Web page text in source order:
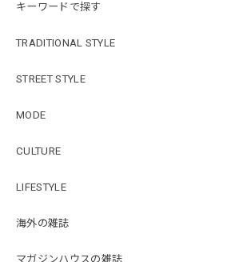
キーワードで探す
TRADITIONAL STYLE
STREET STYLE
MODE
CULTURE
LIFESTYLE
海外の雑誌
マガジンハウスの雑誌